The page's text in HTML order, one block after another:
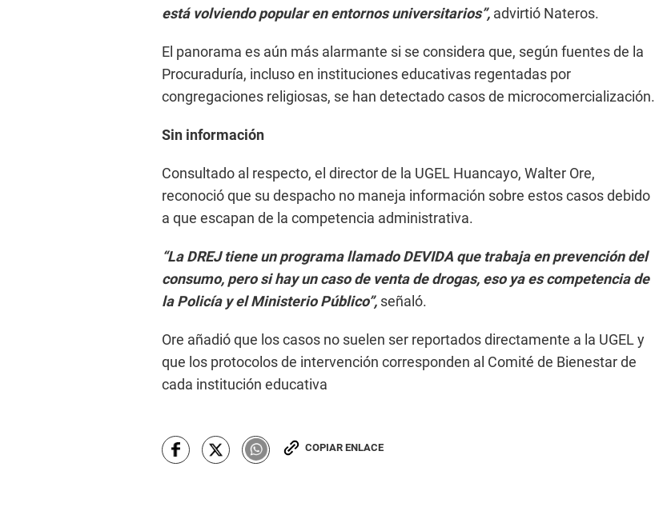
está volviendo popular en entornos universitarios”, advirtió Nateros.
El panorama es aún más alarmante si se considera que, según fuentes de la
Procuraduría, incluso en instituciones educativas regentadas por
congregaciones religiosas, se han detectado casos de microcomercialización.
Sin información
Consultado al respecto, el director de la UGEL Huancayo, Walter Ore,
reconoció que su despacho no maneja información sobre estos casos debido
a que escapan de la competencia administrativa.
“La DREJ tiene un programa llamado DEVIDA que trabaja en prevención del
consumo, pero si hay un caso de venta de drogas, eso ya es competencia de
la Policía y el Ministerio Público”, señaló.
Ore añadió que los casos no suelen ser reportados directamente a la UGEL y
que los protocolos de intervención corresponden al Comité de Bienestar de
cada institución educativa
COPIAR ENLACE